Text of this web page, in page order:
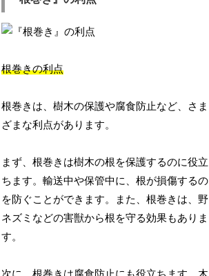
根巻きの利点
根巻きは、樹木の保護や腐食防止など、さま
ざまな利点があります。
まず、根巻きは樹木の根を保護するのに役立
ちます。輸送中や保管中に、根が損傷するの
を防ぐことができます。また、根巻きは、野
ネズミなどの害獣から根を守る効果もありま
す。